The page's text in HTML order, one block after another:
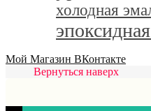
холодная
Мой Магазин ВКонтакте
Вернуться наверх